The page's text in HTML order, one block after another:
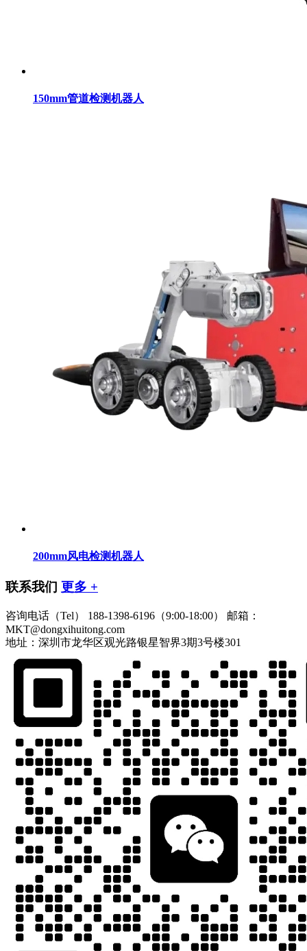
150mm管道检测机器人
200mm风电检测机器人
联系我们 更多 +
咨询电话（Tel） 188-1398-6196（9:00-18:00）
邮箱：
MKT@dongxihuitong.com
地址：深圳市龙华区观光路银星智界3期3号楼301